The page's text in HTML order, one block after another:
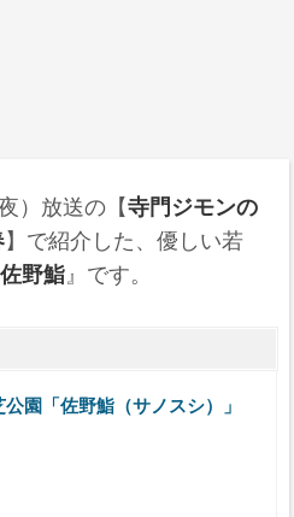
夜）放送の【寺門ジモンの
】で紹介した、優しい若
佐野鮨』です。
園「佐野鮨（サノスシ）」